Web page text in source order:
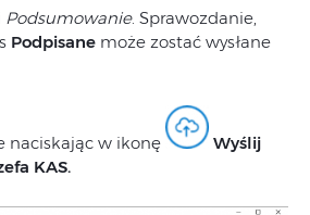
Podsumowanie. Sprawozdanie,
Podpisane może zostać wysłane
naciskając w ikonę
Wyślij
KAS.